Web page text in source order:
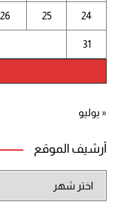
24
25
26
31
« يوليو
أرشيف الموقع
الموقع